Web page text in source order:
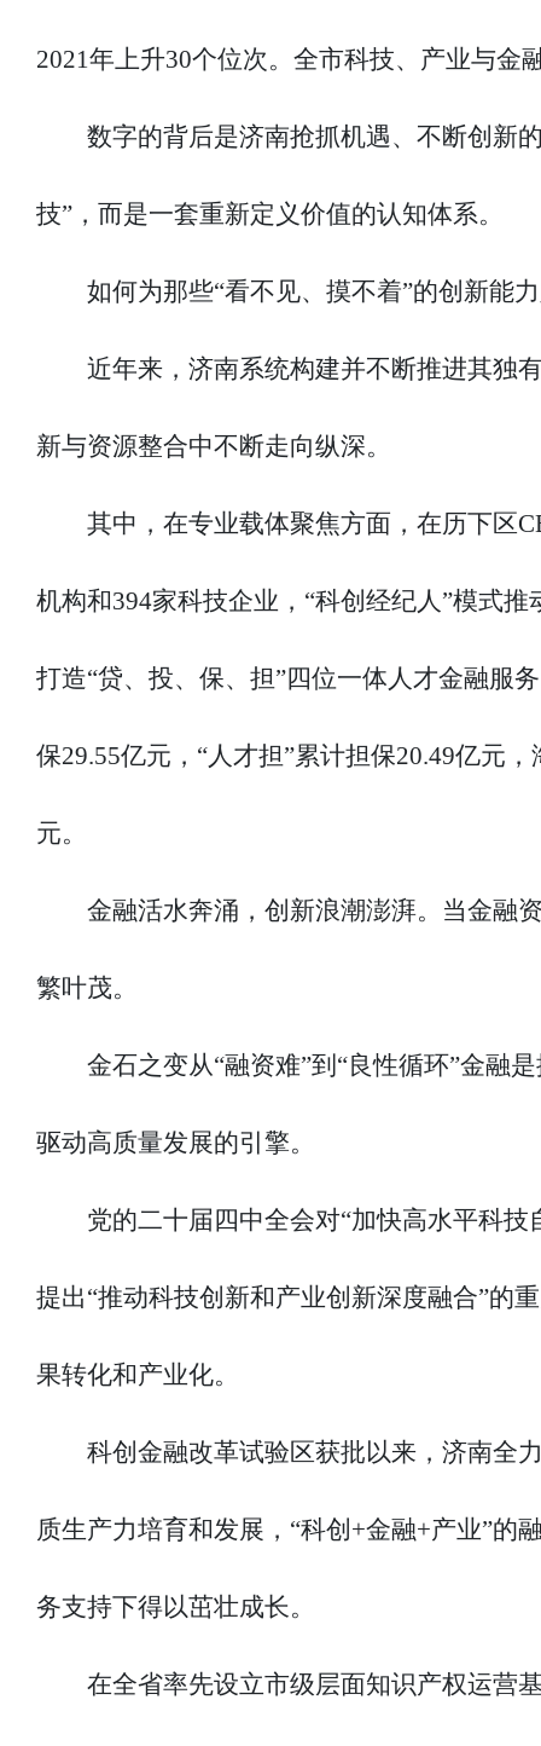
2021年上升30个位次。全市科技、产业与金
数字的背后是济南抢抓机遇、不断创新
技”，而是一套重新定义价值的认知体系。
如何为那些“看不见、摸不着”的创新能
近年来，济南系统构建并不断推进其独
新与资源整合中不断走向纵深。
其中，在专业载体聚焦方面，在历下区
机构和394家科技企业，“科创经纪人”模式
打造“贷、投、保、担”四位一体人才金融服
保29.55亿元，“人才担”累计担保20.49亿元
元。
金融活水奔涌，创新浪潮澎湃。当金融
繁叶茂。
金石之变从“融资难”到“良性循环”金融
驱动高质量发展的引擎。
党的二十届四中全会对“加快高水平科
提出“推动科技创新和产业创新深度融合”的
果转化和产业化。
科创金融改革试验区获批以来，济南全
质生产力培育和发展，“科创+金融+产业”的
务支持下得以茁壮成长。
在全省率先设立市级层面知识产权运